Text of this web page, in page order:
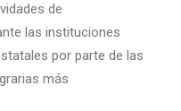
de
las instituciones
por parte de las
más